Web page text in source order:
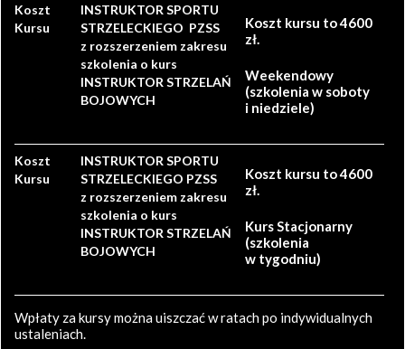
Koszt
Kursu
INSTRUKTOR SPORTU
STRZELECKIEGO PZSS
z rozszerzeniem zakresu
szkolenia o kurs
INSTRUKTOR STRZELAŃ
BOJOWYCH
Koszt kursu to 4600
zł.
Weekendowy
(szkolenia w soboty
i niedziele)
Koszt
Kursu
INSTRUKTOR SPORTU
STRZELECKIEGO PZSS
z rozszerzeniem zakresu
szkolenia o kurs
INSTRUKTOR STRZELAŃ
BOJOWYCH
Koszt kursu to 4600
zł.
Kurs Stacjonarny
(szkolenia
w tygodniu)
Wpłaty za kursy można uiszczać w ratach po indywidualnych
ustaleniach.